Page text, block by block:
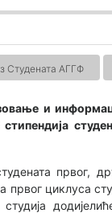
Студената АГГФ
и
првог,
првог циклуса